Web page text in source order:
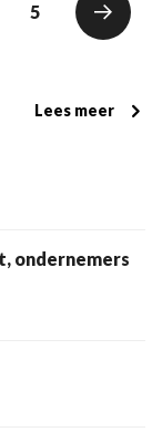
5
Lees meer
ondernemers